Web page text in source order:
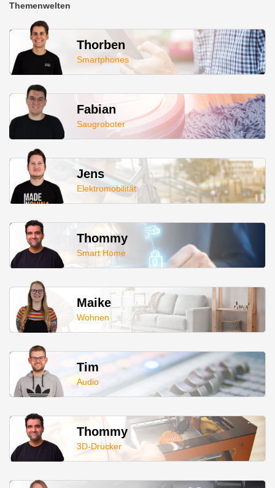
Themenwelten
Thorben
Smartphones
Fabian
Saugroboter
Jens
Elektromobilität
Thommy
Smart Home
Maike
Wohnen
Tim
Audio
Thommy
3D-Drucker